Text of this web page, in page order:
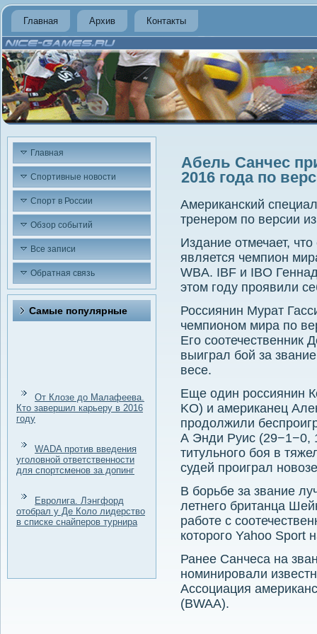
Главная Архив Контакты
Главная
Спортивные новости
Спорт в России
Обзор событий
Все записи
Обратная связь
Самые популярные
От Клозе до Малафеева.
Кто завершил карьеру в 2016
году
WADA против введения
уголовной ответственности
для спортсменов за допинг
Евролига. Лэнгфорд
отобрал у Де Коло лидерство
в списке снайперов турнира
Абель Санчес
2016 года по
Американский
тренером по версии
Издание отмечает,
является чемпион
WBA. IBF и IBO
этом году проявили
Россиянин Мурат
чемпионом мира по
Его
выиграл бой за
весе.
Еще один россиянин
KО) и американец
продолжили
А Энди Руис
титульного боя в
судей проиграл
В борьбе за звание
летнего британца
работе с
которого Yahoo Sport
Ранее Санчеса на
номинировали
Ассоциация
(BWAA).